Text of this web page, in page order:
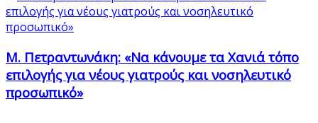
Μ. Πετραντωνάκη: «Να κάνουμε τα Χανιά τόπο
επιλογής για νέους γιατρούς και νοσηλευτικό
προσωπικό»